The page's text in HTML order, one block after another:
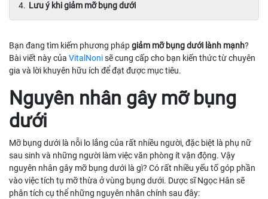
Lưu ý khi giảm mỡ bụng dưới
Bạn đang tìm kiếm phương phápgiảm mỡ bụng dưới lành mạnh?
Bài viết này của VitalNonisẽ cung cấp cho bạn kiến thức từ chuyên
gia và lời khuyên hữu ích để đạt được mục tiêu.
Nguyên nhân gây mỡ bụng
dưới
Mỡ bụng dưới là nỗi lo lắng của rất nhiều người, đặc biệt là phụ nữ
sau sinh và những người làm việc văn phòng ít vận động. Vậy
nguyên nhân gây mỡ bụng dưới là gì? Có rất nhiều yếu tố góp phần
vào việc tích tụ mỡ thừa ở vùng bụng dưới. Dược sĩ Ngọc Hân sẽ
phân tích cụ thể những nguyên nhân chính sau đây: